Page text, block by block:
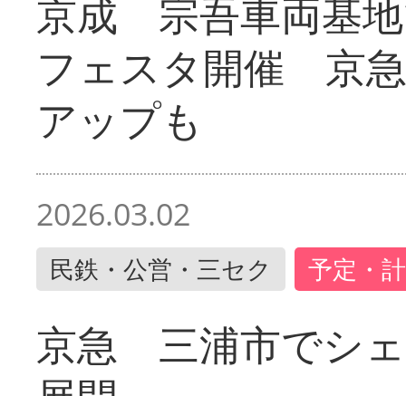
京成 宗吾車両基
フェスタ開催 京
アップも
2026.03.02
民鉄・公営・三セク 予定・
京急 三浦市でシ